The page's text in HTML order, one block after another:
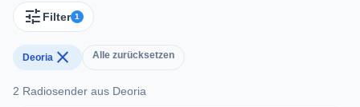
tune Filter 1
Deoria close Alle zurücksetzen
2 Radiosender aus Deoria